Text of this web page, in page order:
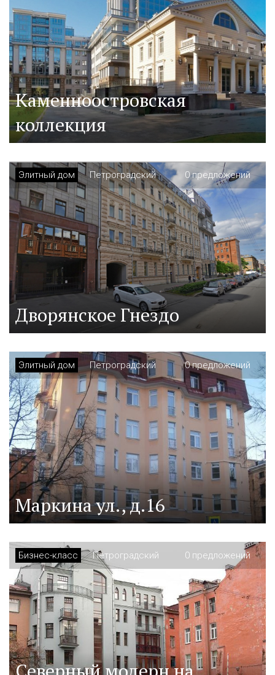
Каменноостровская
коллекция
Элитный дом Петроградский 0 предложений
Дворянское Гнездо
Элитный дом Петроградский 0 предложений
Маркина ул., д.16
Бизнес-класс Петроградский 0 предложений